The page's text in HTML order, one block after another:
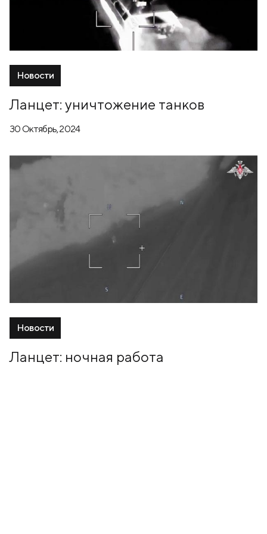
Новости
Ланцет: уничтожение танков
30 Октябрь, 2024
Новости
Ланцет: ночная работа